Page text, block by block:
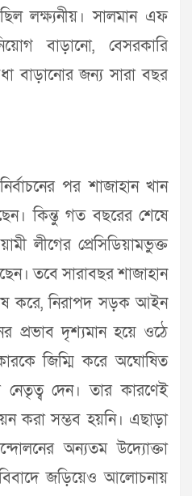
লক্ষ্যনীয়। সালমান এফ
বাড়ানো, বেসরকারি
বাড়ানোর জন্য সারা বছর
পর শাজাহান খান
কিন্তু গত বছরের শেষে
লীগের প্রেসিডিয়ামভুক্ত
তবে সারাবছর শাজাহান
করে, নিরাপদ সড়ক আইন
প্রভাব দৃশ্যমান হয়ে ওঠে
জিম্মি করে অঘোষিত
দেন। তার কারণেই
করা সম্ভব হয়নি। এছাড়া
অন্যতম উদ্যোক্তা
জড়িয়েও আলোচনায়